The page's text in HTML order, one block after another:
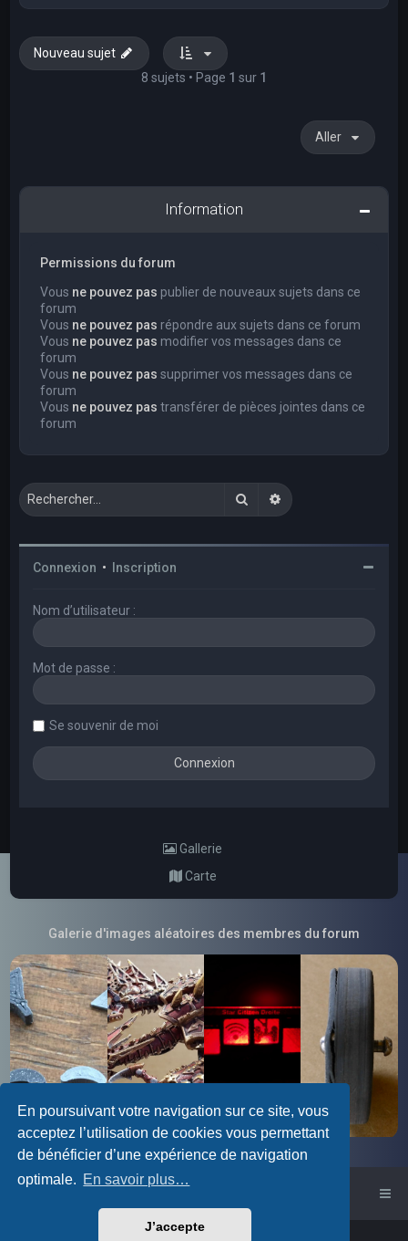
En poursuivant votre navigation sur ce site, vous
acceptez l’utilisation de cookies vous permettant
de bénéficier d’une expérience de navigation
optimale. En savoir plus…
J’accepte
Nouveau sujet
8 sujets • Page 1 sur 1
Aller
Information
Permissions du forum
Vous ne pouvez pas publier de nouveaux sujets dans ce
forum
Vous ne pouvez pas répondre aux sujets dans ce forum
Vous ne pouvez pas modifier vos messages dans ce
forum
Vous ne pouvez pas supprimer vos messages dans ce
forum
Vous ne pouvez pas transférer de pièces jointes dans ce
forum
RechercherRecherche avancée
Connexion • Inscription
Nom d’utilisateur :
Mot de passe :
Se souvenir de moi
Gallerie
Carte
Galerie d'images aléatoires des membres du forum